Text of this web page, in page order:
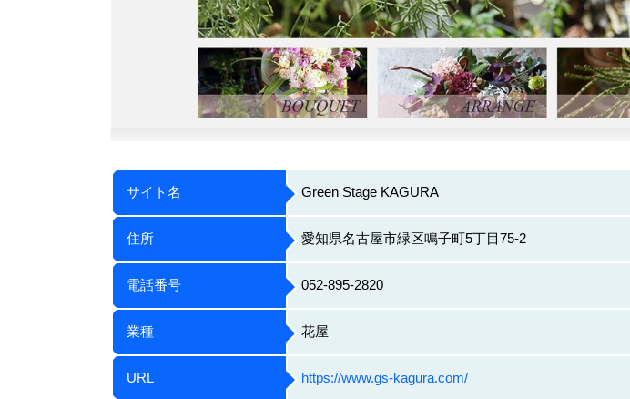
サイト名 Green Stage KAGURA
住所 愛知県名古屋市緑区鳴子町5丁目75-2
電話番号 052-895-2820
業種 花屋
URL https://www.gs-kagura.com/